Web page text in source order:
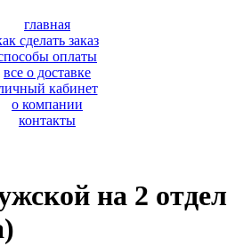
главная
сделать заказ
оплаты
все о доставке
кабинет
о компании
контакты
на 2